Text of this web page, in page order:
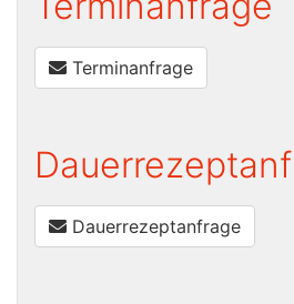
Terminanfrage
Dauerrezeptanfrage